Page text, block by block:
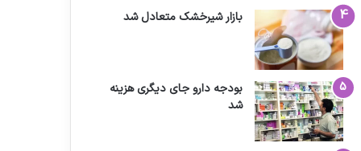
بازار شیرخشک متعادل شد
بودجه دارو جای دیگری هزینه
شد